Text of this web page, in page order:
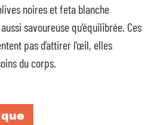
noires et feta blanche
savoureuse qu’équilibrée. Ces
pas d’attirer l’œil, elles
du corps.